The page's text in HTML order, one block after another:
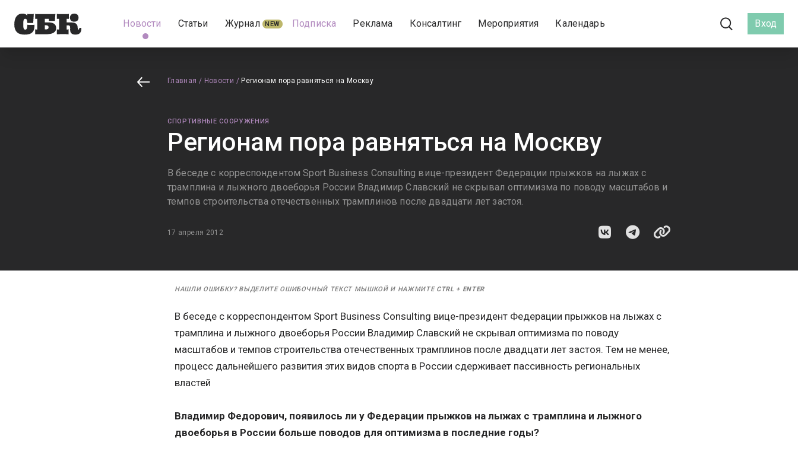
Новости Статьи Журнал NEW Подписка Реклама Консалтинг Мероприятия Календарь Вход
Главная / Новости / Регионам пора равняться на Москву
СПОРТИВНЫЕ СООРУЖЕНИЯ
Регионам пора равняться на Москву
В беседе с корреспондентом Sport Business Consulting вице-президент Федерации прыжков на лыжах с
трамплина и лыжного двоеборья России Владимир Славский не скрывал оптимизма по поводу масштабов и
темпов строительства отечественных трамплинов после двадцати лет застоя.
17 апреля 2012
НАШЛИ ОШИБКУ? ВЫДЕЛИТЕ ОШИБОЧНЫЙ ТЕКСТ МЫШКОЙ И НАЖМИТЕ CTRL + ENTER
В беседе с корреспондентом Sport Business Consulting вице-президент Федерации прыжков на лыжах с
трамплина и лыжного двоеборья России Владимир Славский не скрывал оптимизма по поводу
масштабов и темпов строительства отечественных трамплинов после двадцати лет застоя. Тем не менее,
процесс дальнейшего развития этих видов спорта в России сдерживает пассивность региональных
властей
Владимир Федорович, появилось ли у Федерации прыжков на лыжах с трамплина и лыжного
двоеборья в России больше поводов для оптимизма в последние годы?